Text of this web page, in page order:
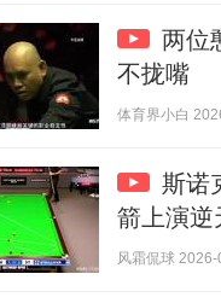
两位
不拢嘴
体育界小白
斯诺
箭上演逆
风霜侃球